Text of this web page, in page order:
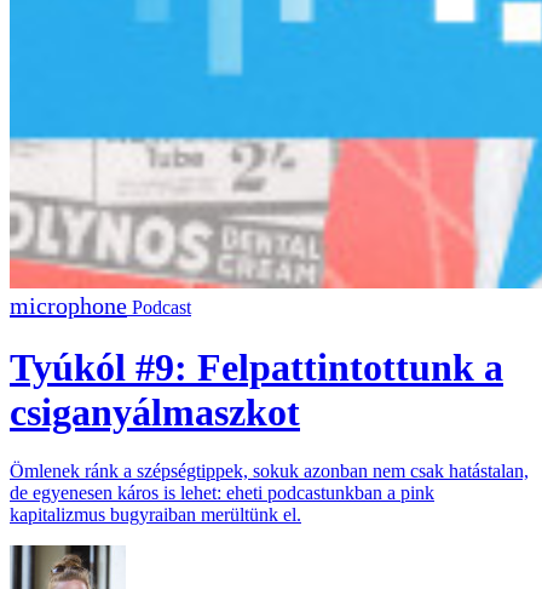
Podcast
Tyúkól #9: Felpattintottunk a
csiganyálmaszkot
Ömlenek ránk a szépségtippek, sokuk azonban nem csak hatástalan,
de egyenesen káros is lehet: eheti podcastunkban a pink
kapitalizmus bugyraiban merültünk el.